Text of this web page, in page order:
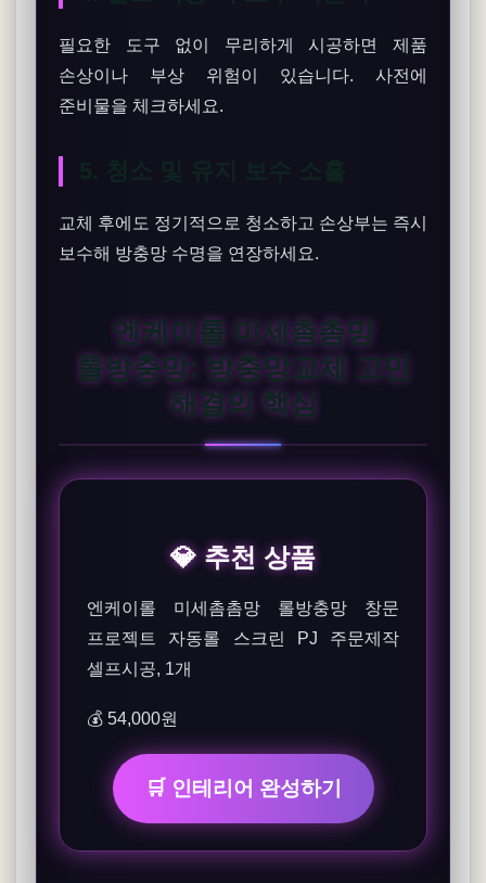
필요한 도구 없이 무리하게 시공하면 제품
손상이나 부상 위험이 있습니다. 사전에
준비물을 체크하세요.
교체 후에도 정기적으로 청소하고 손상부는 즉시
보수해 방충망 수명을 연장하세요.
엔케이롤 미세촘촘망
롤방충망: 방충망교체 고민
해결의 핵심
💎 추천 상품
엔케이롤 미세촘촘망 롤방충망 창문
프로젝트 자동롤 스크린 PJ 주문제작
셀프시공, 1개
💰 54,000원
🛒 인테리어 완성하기